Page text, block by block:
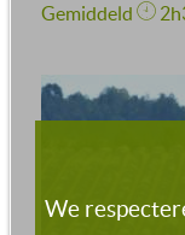
Gemiddeld
We